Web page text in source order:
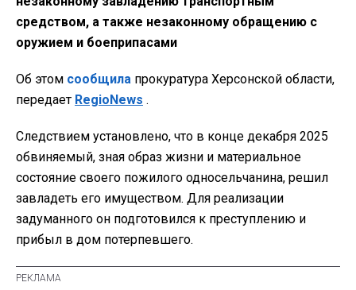
средством, а также незаконному обращению с
оружием и боеприпасами
Об этом сообщила прокуратура Херсонской области,
передает RegioNews .
Следствием установлено, что в конце декабря 2025
обвиняемый, зная образ жизни и материальное
состояние своего пожилого односельчанина, решил
завладеть его имуществом. Для реализации
задуманного он подготовился к преступлению и
прибыл в дом потерпевшего.